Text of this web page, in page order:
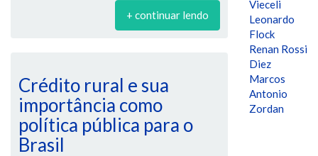
+ continuar lendo
Crédito rural e sua
importância como
política pública para o
Brasil
Vieceli
Leonardo
Flock
Renan Rossi
Diez
Marcos
Antonio
Zordan